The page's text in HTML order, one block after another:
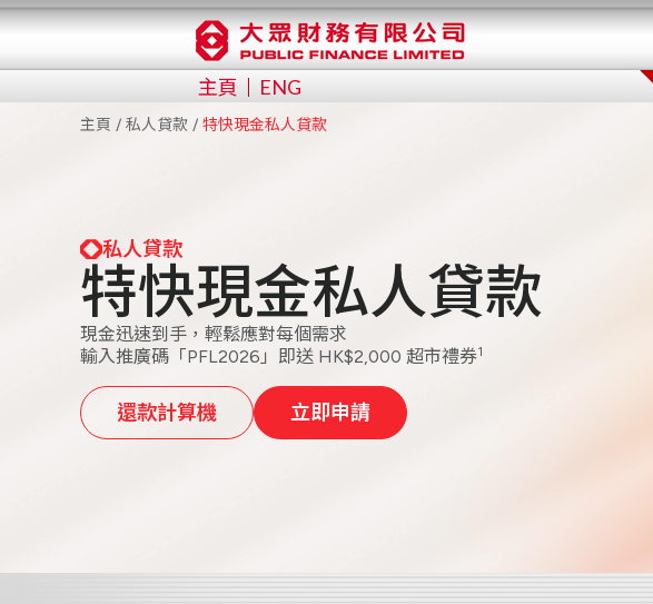
主頁 ENG
主頁 私人貸款 特快現金私人貸款
特快現金私人貸款
私人貸款
現金迅速到手，輕鬆應對每個需求
輸入推廣碼「PFL2026」即送 HK$2,000 超市禮券1
還款計算機 立即申請